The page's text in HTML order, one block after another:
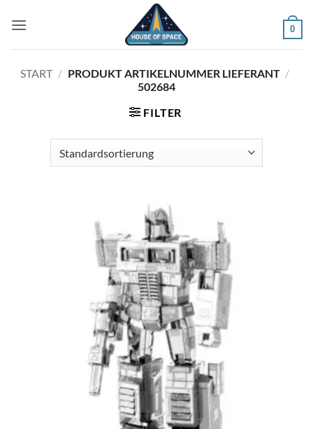
Inhalt
0
START / PRODUKT ARTIKELNUMMER LIEFERANT /
502684
FILTER